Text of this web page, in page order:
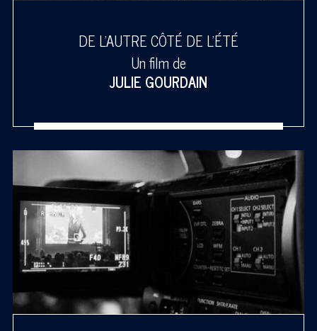
DE L'AUTRE CÔTÉ DE L'ÉTÉ
Un film de
JULIE GOURDAIN